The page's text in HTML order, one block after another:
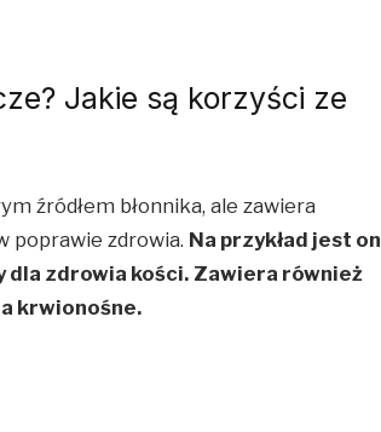
Jakie są korzyści ze
źródłem błonnika, ale zawiera
poprawie zdrowia. Na przykład jest on
dla zdrowia kości. Zawiera również
krwionośne.